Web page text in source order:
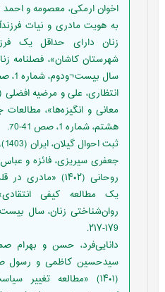
به هویت مادری و نیات
زنان دارای حداقل یک
شهرستان کاشان»، فصلنامه
سال بیست¬ودوم، شماره 1، صص 245-270.
معانی و انگیزه‌ها»،
هشتم، شماره 1، صص 41-70.
ثبت احوال گیلان، ایران (1403).
جعفری سیریزی، فائزه و
روحانی (۱۴۰۲)
یک مطالعه کیفی
۱۷9-۲۱۷.
دانایی‌فرد، حسن و بهرام
سیدحسین کاظمی و رسول
(۱۴۰۱) «مطالعه تغییر